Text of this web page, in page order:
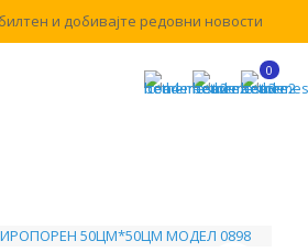
и добивајте редовни новости
0